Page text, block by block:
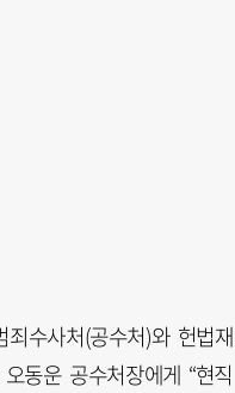
죄수사처(공수처)와 헌법
동운 공수처장에게 “현